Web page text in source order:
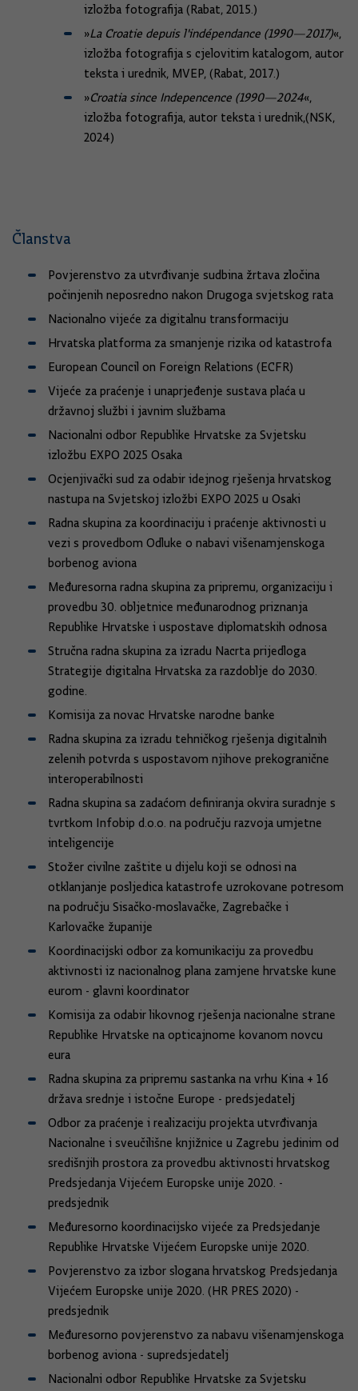
izložba fotografija (Rabat, 2015.)
»La Croatie depuis l'indépendance (1990—2017)«,
izložba fotografija s cjelovitim katalogom, autor
teksta i urednik, MVEP, (Rabat, 2017.)
»Croatia since Indepencence (1990—2024«,
izložba fotografija, autor teksta i urednik,(NSK,
2024)
Članstva
Povjerenstvo za utvrđivanje sudbina žrtava zločina
počinjenih neposredno nakon Drugoga svjetskog rata
Nacionalno vijeće za digitalnu transformaciju
Hrvatska platforma za smanjenje rizika od katastrofa
European Council on Foreign Relations (ECFR)
Vijeće za praćenje i unaprjeđenje sustava plaća u
državnoj službi i javnim službama
Nacionalni odbor Republike Hrvatske za Svjetsku
izložbu EXPO 2025 Osaka
Ocjenjivački sud za odabir idejnog rješenja hrvatskog
nastupa na Svjetskoj izložbi EXPO 2025 u Osaki
Radna skupina za koordinaciju i praćenje aktivnosti u
vezi s provedbom Odluke o nabavi višenamjenskoga
borbenog aviona
Međuresorna radna skupina za pripremu, organizaciju i
provedbu 30. obljetnice međunarodnog priznanja
Republike Hrvatske i uspostave diplomatskih odnosa
Stručna radna skupina za izradu Nacrta prijedloga
Strategije digitalna Hrvatska za razdoblje do 2030.
godine.
Komisija za novac Hrvatske narodne banke
Radna skupina za izradu tehničkog rješenja digitalnih
zelenih potvrda s uspostavom njihove prekogranične
interoperabilnosti
Radna skupina sa zadaćom definiranja okvira suradnje s
tvrtkom Infobip d.o.o. na području razvoja umjetne
inteligencije
Stožer civilne zaštite u dijelu koji se odnosi na
otklanjanje posljedica katastrofe uzrokovane potresom
na području Sisačko-moslavačke, Zagrebačke i
Karlovačke županije
Koordinacijski odbor za komunikaciju za provedbu
aktivnosti iz nacionalnog plana zamjene hrvatske kune
eurom - glavni koordinator
Komisija za odabir likovnog rješenja nacionalne strane
Republike Hrvatske na opticajnome kovanom novcu
eura
Radna skupina za pripremu sastanka na vrhu Kina + 16
država srednje i istočne Europe - predsjedatelj
Odbor za praćenje i realizaciju projekta utvrđivanja
Nacionalne i sveučilišne knjižnice u Zagrebu jedinim od
središnjih prostora za provedbu aktivnosti hrvatskog
Predsjedanja Vijećem Europske unije 2020. -
predsjednik
Međuresorno koordinacijsko vijeće za Predsjedanje
Republike Hrvatske Vijećem Europske unije 2020.
Povjerenstvo za izbor slogana hrvatskog Predsjedanja
Vijećem Europske unije 2020. (HR PRES 2020) -
predsjednik
Međuresorno povjerenstvo za nabavu višenamjenskoga
borbenog aviona - supredsjedatelj
Nacionalni odbor Republike Hrvatske za Svjetsku